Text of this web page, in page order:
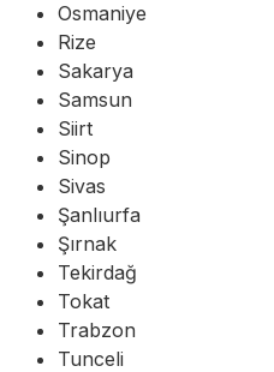
Osmaniye
Rize
Sakarya
Samsun
Siirt
Sinop
Sivas
Şanlıurfa
Şırnak
Tekirdağ
Tokat
Trabzon
Tunceli